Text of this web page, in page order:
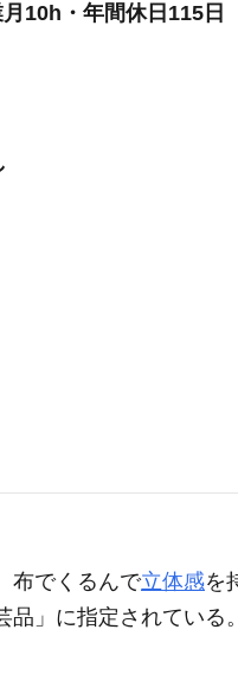
10h・年間休日115日
布でくるんで立体感を
」に指定されている。